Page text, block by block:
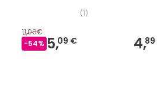
(1)
11,00€
-54% 5,09 € 4,